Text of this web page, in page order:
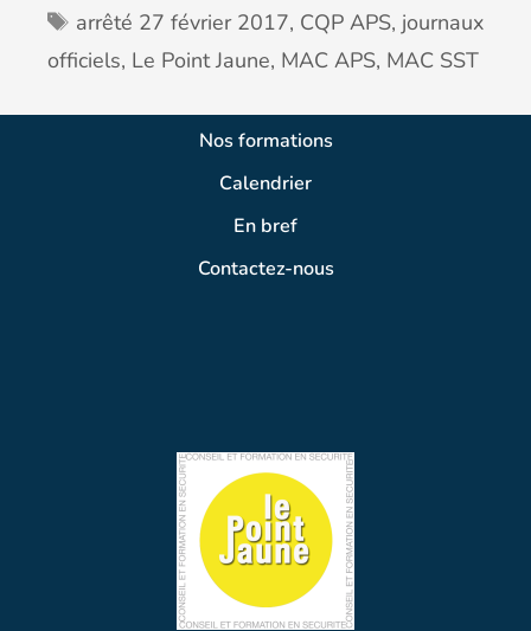
arrêté 27 février 2017, CQP APS, journaux
officiels, Le Point Jaune, MAC APS, MAC SST
Nos formations
Calendrier
En bref
Contactez-nous